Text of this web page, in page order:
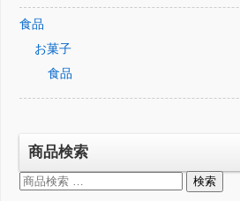
食品
お菓子
食品
商品検索
検
検索